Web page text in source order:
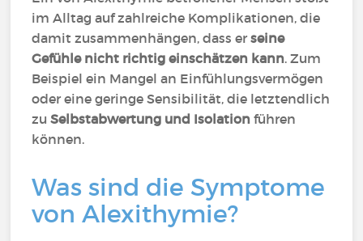
im Alltag auf zahlreiche Komplikationen, die
damit zusammenhängen, dass er seine
Gefühle nicht richtig einschätzen kann. Zum
Beispiel ein Mangel an Einfühlungsvermögen
oder eine geringe Sensibilität, die letztendlich
zuSelbstabwertung und Isolationführen
können.
Was sind die Symptome
von Alexithymie?